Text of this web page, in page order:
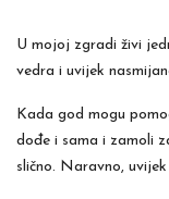
U mojoj zgradi živi
vedra i uvijek
Kada god mogu
dođe i sama i zamoli
slično. Naravno,